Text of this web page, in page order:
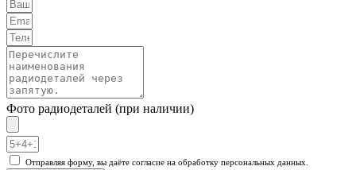
Фото радиодеталей (при наличии)
Отправляя форму, вы даёте согласие на обработку персональных данных.